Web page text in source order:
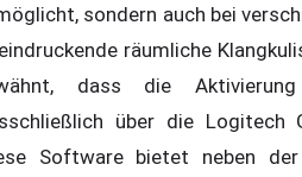
sondern auch bei
räumliche
dass die Aktivierung
über die Logitech
Software bietet neben der